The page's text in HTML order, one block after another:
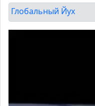
Глобальный Йух